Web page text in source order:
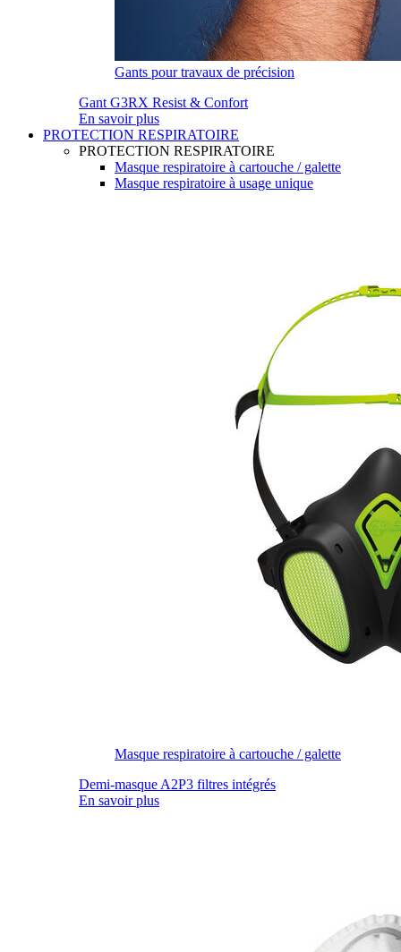
Gants pour travaux de précision
Gant G3RX Resist & Confort
En savoir plus
PROTECTION RESPIRATOIRE
PROTECTION RESPIRATOIRE
Masque respiratoire à cartouche / galette
Masque respiratoire à usage unique
Masque respiratoire à cartouche / galette
Demi-masque A2P3 filtres intégrés
En savoir plus